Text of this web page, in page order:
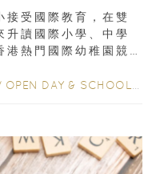
接受國際教育，在雙
升讀國際小學、中學
港熱門國際幼稚園競
OPEN DAY & SCHOOL EVENTS